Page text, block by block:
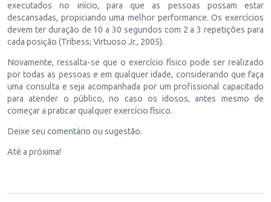
executados no início, para que as pessoas possam estar
descansadas, propiciando uma melhor performance. Os exercícios
devem ter duração de 10 a 30 segundos com 2 a 3 repetições para
cada posição (Tribess; Virtuoso Jr., 2005).
Novamente, ressalta-se que o exercício físico pode ser realizado
por todas as pessoas e em qualquer idade, considerando que faça
uma consulta e seja acompanhada por um profissional capacitado
para atender o público, no caso os idosos, antes mesmo de
começar a praticar qualquer exercício físico.
Deixe seu comentário ou sugestão.
Até a próxima!